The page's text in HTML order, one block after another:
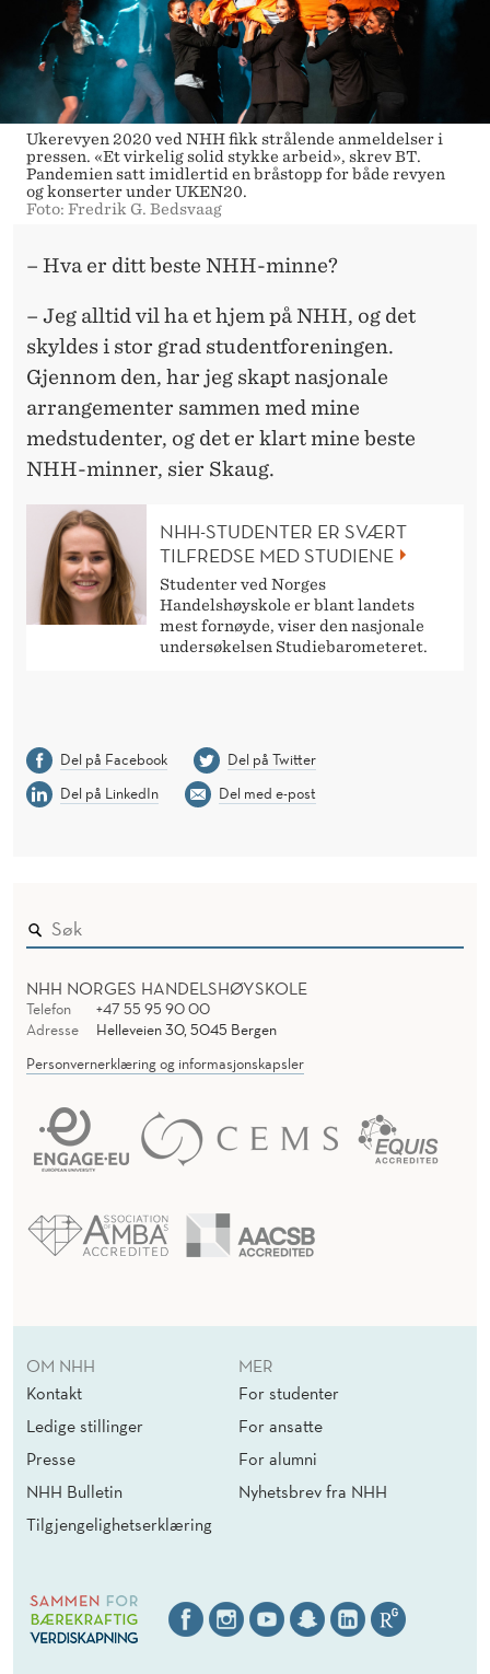
Ukerevyen 2020 ved NHH fikk strålende anmeldelser i
pressen. «Et virkelig solid stykke arbeid», skrev BT.
Pandemien satt imidlertid en bråstopp for både revyen
og konserter under UKEN20.
Foto: Fredrik G. Bedsvaag
– Hva er ditt beste NHH-minne?
– Jeg alltid vil ha et hjem på NHH, og det
skyldes i stor grad studentforeningen.
Gjennom den, har jeg skapt nasjonale
arrangementer sammen med mine
medstudenter, og det er klart mine beste
NHH-minner, sier Skaug.
NHH-STUDENTER ER SVÆRT
TILFREDSE MED STUDIENE
Studenter ved Norges
Handelshøyskole er blant landets
mest fornøyde, viser den nasjonale
undersøkelsen Studiebarometeret.
Del på Facebook
Del på Twitter
Del på LinkedIn
Del med e-post
NHH NORGES HANDELSHØYSKOLE
Telefon
+47 55 95 90 00
Adresse
Helleveien 30, 5045 Bergen
Personvernerklæring og informasjonskapsler
OM NHH
Kontakt
Ledige stillinger
Presse
NHH Bulletin
Tilgjengelighetserklæring
MER
For studenter
For ansatte
For alumni
Nyhetsbrev fra NHH